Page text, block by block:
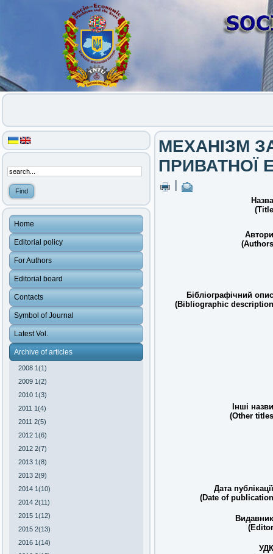
Home
Editorial policy
For Authors
Editorial board
Contacts
Symbol of Journal
Latest Vol.
Archive of articles
2008 1(1)
2009 1(2)
2010 1(3)
2011 1(4)
2011 2(5)
2012 1(6)
2012 2(7)
2013 1(8)
2013 2(9)
2014 1(10)
2014 2(11)
2015 1(12)
2015 2(13)
2016 1(14)
МЕХАНІЗМ
ПРИВАТНОЇ
Бібліографічний
(Bibliographic
Інші
(Other
Дата
(Date of